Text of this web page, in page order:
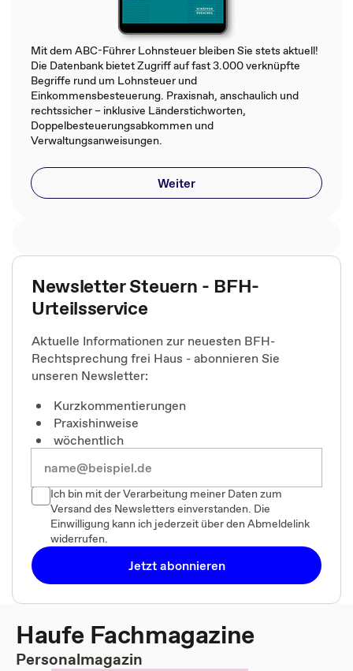
Mit dem ABC-Führer Lohnsteuer bleiben Sie stets aktuell!
Die Datenbank bietet Zugriff auf fast 3.000 verknüpfte
Begriffe rund um Lohnsteuer und
Einkommensbesteuerung. Praxisnah, anschaulich und
rechtssicher – inklusive Länderstichworten,
Doppelbesteuerungsabkommen und
Verwaltungsanweisungen.
Weiter
Newsletter Steuern - BFH-
Urteilsservice
Aktuelle Informationen zur neuesten BFH-
Rechtsprechung frei Haus - abonnieren Sie
unseren Newsletter:
Kurzkommentierungen
Praxishinweise
wöchentlich
Ich bin mit der Verarbeitung meiner Daten zum
Versand des Newsletters einverstanden. Die
Einwilligung kann ich jederzeit über den Abmeldelink
widerrufen.
Jetzt abonnieren
Haufe Fachmagazine
Personalmagazin